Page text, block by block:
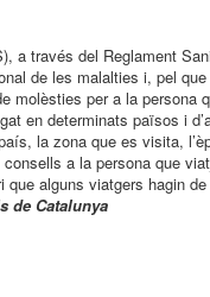
a través del Reglament
de les malalties i, pel
molèsties per a la persona
en determinats països i
la zona que es visita,
a la persona que
alguns viatgers hagin
de Catalunya